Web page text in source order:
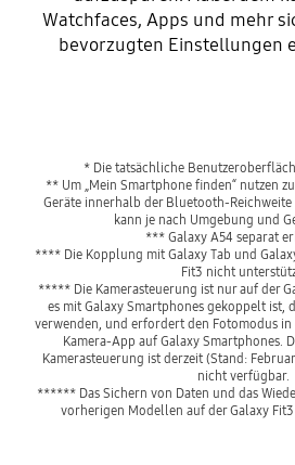
Watchfaces, Apps und mehr
bevorzugten Einstellungen
* Die tatsächliche
** Um „Mein Smartphone finden“ nutzen
Geräte innerhalb der Bluetooth-
kann je nach Umgebung und
*** Galaxy A54 separat
**** Die Kopplung mit Galaxy Tab und
Fit3 nicht
***** Die Kamerasteuerung ist nur auf der
es mit Galaxy Smartphones gekoppelt ist,
verwenden, und erfordert den Fotomodus
Kamera-App auf Galaxy Smartphones.
Kamerasteuerung ist derzeit (Stand:
nicht verfügbar.
****** Das Sichern von Daten und das
vorherigen Modellen auf der Galaxy